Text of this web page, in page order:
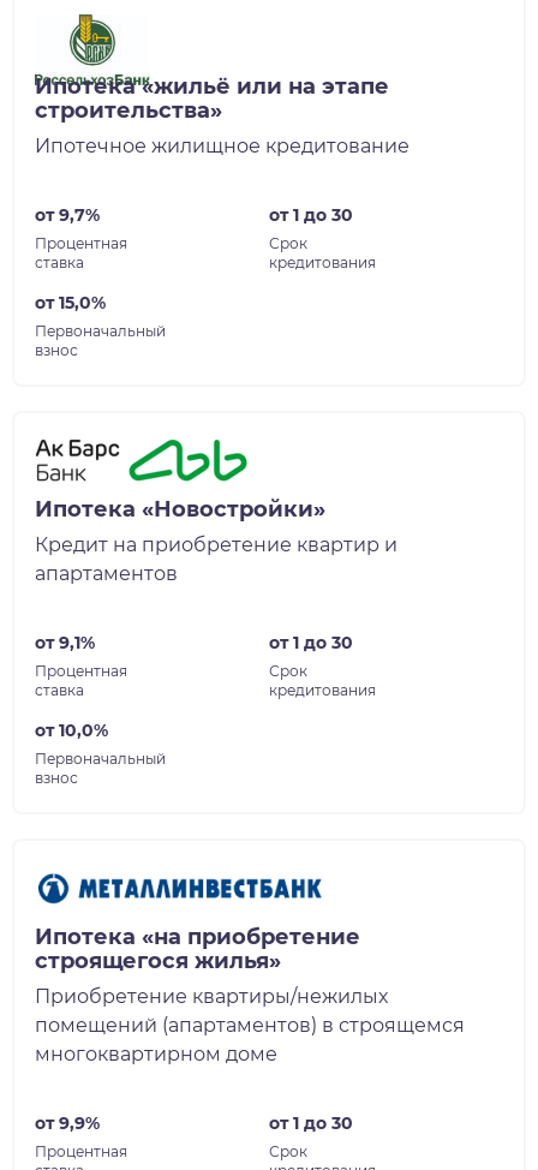
Ипотека «жильё или на этапе
строительства»
Ипотечное жилищное кредитование
от 9,7%
Процентная
ставка
от 1 до 30
Срок
кредитования
от 15,0%
Первоначальный
взнос
Ипотека «Новостройки»
Кредит на приобретение квартир и
апартаментов
от 9,1%
Процентная
ставка
от 1 до 30
Срок
кредитования
от 10,0%
Первоначальный
взнос
Ипотека «на приобретение
строящегося жилья»
Приобретение квартиры/нежилых
помещений (апартаментов) в строящемся
многоквартирном доме
от 9,9%
Процентная
от 1 до 30
Срок